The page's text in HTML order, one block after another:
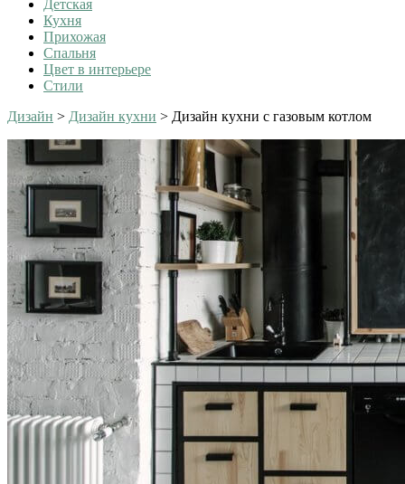
Детская
Кухня
Прихожая
Спальня
Цвет в интерьере
Стили
Дизайн > Дизайн кухни > Дизайн кухни с газовым котлом